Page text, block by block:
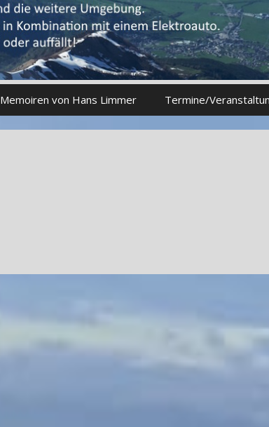
Memoiren von Hans Limmer Termine/